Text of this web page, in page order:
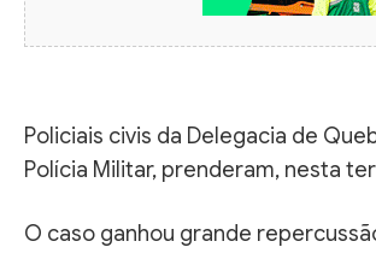
Policiais civis da Delegacia de
Polícia Militar, prenderam, nesta
O caso ganhou grande